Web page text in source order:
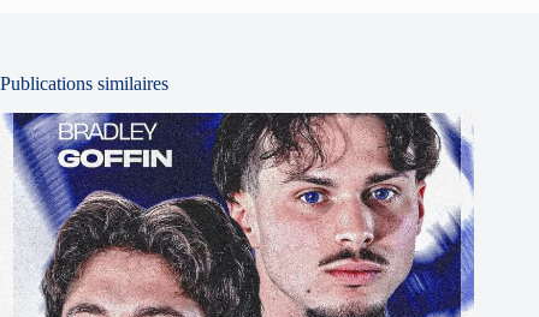
Publications similaires